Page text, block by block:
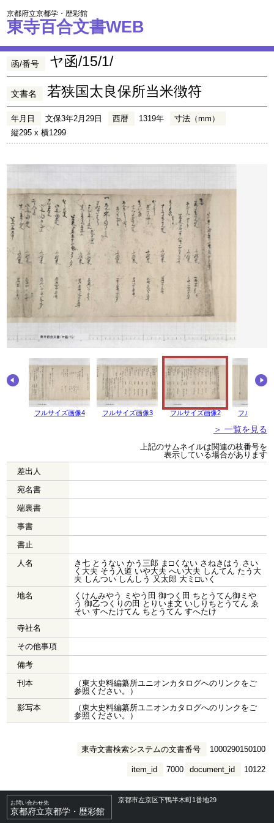
京都府立京都学・歴彩館
東寺百合文書WEB
函/番号 ヤ函/15/1/
文書名 若狭国太良保所当米徴符
年月日 文保3年2月29日 西暦 1319年
寸法（mm）
縦295 x 横1299
フルサイズ画像4 フルサイズ画像3 フルサイズ画像2 フルサイズ
＞ 一覧を見る
上記のサムネイルは関連の枝番号を
表示している場合があります
差出人
宛名書
端裏書
事書
書止
人名
き七 とうない かう三郎 ま□くない さねきはう さい
く大夫 そう入道 いや大夫 へい大夫 しんてん たう大
夫 しんつい しんしう 又太郎 大ミ□いく
地名
くけんみやう ミやう田 御つく田 ちとうてん御ミや
う 御乙つくりの田 とりいま文 いしりちとうてん ゑ
そい すへたけてん ちとうてん すへたけ
寺社名
その他事項
備考
刊本
（東大史料編纂所ユニオンカタログへのリンクをご
参照ください。）
影写本
（東大史料編纂所ユニオンカタログへのリンクをご
参照ください。）
東寺文書検索システムの文書番号 1000290150100
document_id 10122
item_id 7000
お問い合わせ先
京都府立京都学・歴彩館
京都市左京区下鴨半木町1番地29